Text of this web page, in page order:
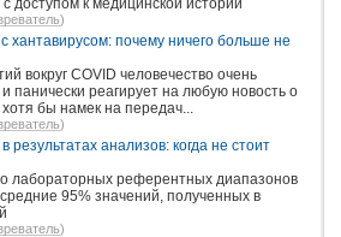
)
хантавирусом: почему ничего больше не
вокруг COVID человечество очень
панически реагирует на любую новость о
бы намек на передач...
)
результатах анализов: когда не стоит
лабораторных референтных диапазонов
95% значений, полученных в
)